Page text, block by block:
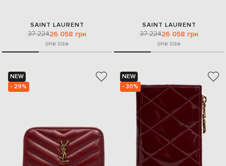
SAINT LAURENT
37 22426 058 грн
one size
SAINT LAURENT
37 22426 058 грн
one size
NEW
- 29%
NEW
- 30%